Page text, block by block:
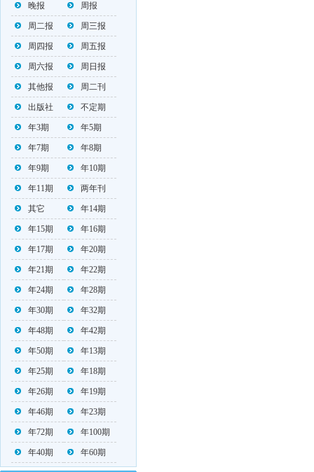
晚报 周报
周二报 周三报
周四报 周五报
周六报 周日报
其他报 周二刊
出版社 不定期
年3期 年5期
年7期 年8期
年9期 年10期
年11期 两年刊
其它 年14期
年15期 年16期
年17期 年20期
年21期 年22期
年24期 年28期
年30期 年32期
年48期 年42期
年50期 年13期
年25期 年18期
年26期 年19期
年46期 年23期
年72期 年100期
年40期 年60期